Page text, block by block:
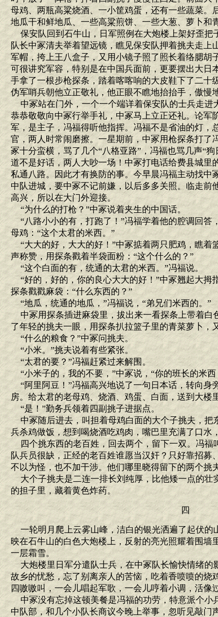
母鸡、两瓶高粱烧酒、一小筐鸡蛋，还有一些蔬菜。
地瓜干和鲜地瓜、一些高粱煎饼、一些大葱、萝卜和
保安队回到石牛山，日军照例在大炮楼上架好歪把
队长中冢清夫举着望远镜，瞧见保安队押着挑夫走上
军帽，挎上王八盒子，又用小镜子照了照长着络腮胡
可很讲究军容，特别是在中国兵面前，更要摆出大日
手拿了一根步枪探条，踏着喀喀响的大皮鞋下了二十
伪军哨兵朝他立正敬礼，他正眼不瞧地抬抬手，傲慢
中冢站在门外，一个一个端详着保安队的士兵走进
恭恭敬敬向中冢行举手礼，中冢马上立正还礼。论军
军，是主子，冯福得听他指挥。冯福不是省油的灯，
官，两人时常闹磨擦。一星期前，中冢用枪探条打了
冢十分蛮横，骂了几个“八格亚路”，冯福也骂几声“
道不是好话，两人大吵一场！中冢打电话给费县城里
私通八路。因此才有换防的事。今早晨冯福主动找中
中队进城，要中冢不记前嫌，以后多多关照。临走前
高兴，所以在大门外迎接。
“为什么的打枪？”中冢说着夹生的中国话。
“八路小小的有，打跑了！”冯福学着他的腔调回答
母鸡：“这个太君的米西。”
“大大的好，大大的好！”中冢掂着两只肥鸡，瞧着
声称赞，用探条戳着半袋面粉：“这个什么的？”
“这个白面的有，统通的太君的米西。”冯福说。
“好的，好的，你的良心大大的好！”中冢翘起大拇
探条戳戳麻袋：“什么东西的？”
“地瓜，统通的地瓜，”冯福说，“弟兄们米西的。”
中冢用探条插进麻袋里，拔出来一看探条上带着白
了年轻的挑夫一眼，用探条扒拉篮子里的青菜萝卜，
“什么的粮食？”中冢问挑夫。
“小米。”挑夫说着有些紧张。
“太君的要？”冯福赶紧过来解围。
“小米子的，我的不要，”中冢说，“你的班长的米西
“阿里阿豆！”冯福高兴地说了一句日本话，转向身
房。给太君的老母鸡、烧酒、鸡蛋、白面，送到大楼
“是！”勤务兵领着四副挑子进据点。
中冢随后进去，叫担着母鸡白面的大个子挑夫，把
兵杀鸡做饭，想到喝烧酒吃鸡肉，嘴巴里充满了口水
四个挑东西的老百姓，回去两个，留下一双。冯福
队兵员很缺，正经的老百姓谁愿当汉奸？只好靠招募
不以为怪，也不加干涉。他们哪里晓得留下的两个挑
大个子挑夫是二连一排长刘纯厚，比他矮一点的壮
的担子里，藏着黄色炸药。
四
一轮明月爬上云雾山峰，洁白的银光洒遍了起伏的
映在石牛山的白色大炮楼上，反射的亮光照耀着围墙
一层霜雪。
大炮楼里日军分遣队士兵，在中冢队长愉快情绪的
故乡的忧愁，忘了别离亲人的苦恼，吃着香喷喷的烧
四嗷嗷叫，一会儿唱起军歌，一会儿哼着小调，活像
中冢没有忘掉这顿美餐是冯福的功劳，特意派个小
中队部，和几个小队长商议今晚上举事，忽听见敲门